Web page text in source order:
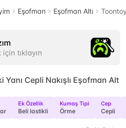
Eşofman Eşofman Altı
tıklayın
Yanı Cepli Nakışlı Eşofman Alt
Ek Özellik
Beli lastikli
Kumaş Tipi
Örme
Cep
Cepli